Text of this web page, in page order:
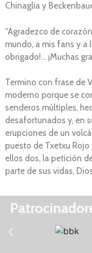
Chinaglia y
“Agradezco de
mundo, a mis fans y a
obrigado!… ¡Muchas
Termino con frase de
moderno porque se
senderos múltiples,
desafortunados y, en
erupciones de un
puesto de Txetxu
ellos dos, la petición
parte de sus vidas,